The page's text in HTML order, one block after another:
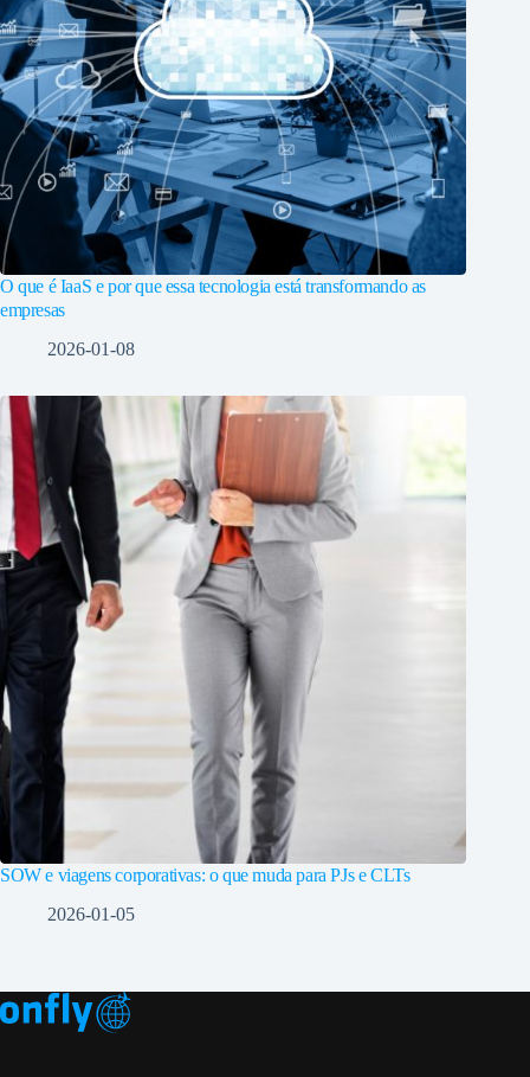
O que é IaaS e por que essa tecnologia está transformando as
empresas
2026-01-08
SOW e viagens corporativas: o que muda para PJs e CLTs
2026-01-05